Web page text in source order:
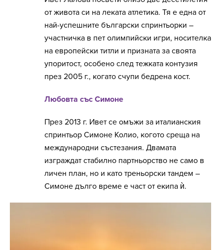
от живота си на леката атлетика. Тя е една от
най-успешните български спринтьорки –
участничка в пет олимпийски игри, носителка
на европейски титли и призната за своята
упоритост, особено след тежката контузия
през 2005 г., когато счупи бедрена кост.
Любовта със Симоне
През 2013 г. Ивет се омъжи за италианския
спринтьор Симоне Колио, когото среща на
международни състезания. Двамата
изграждат стабилно партньорство не само в
личен план, но и като треньорски тандем –
Симоне дълго време е част от екипа ѝ.